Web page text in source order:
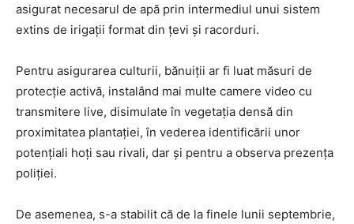
asigurat necesarul de apă prin intermediul unui sistem
extins de irigaţii format din ţevi și racorduri.
Pentru asigurarea culturii, bănuiții ar fi luat măsuri de
protecție activă, instalând mai multe camere video cu
transmitere live, disimulate în vegetația densă din
proximitatea plantației, în vederea identificării unor
potențiali hoți sau rivali, dar și pentru a observa prezența
poliției.
De asemenea, s-a stabilit că de la finele lunii septembrie,